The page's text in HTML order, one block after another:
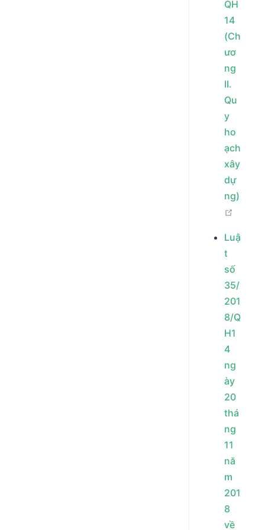
QH
14
(Ch
ươ
ng
II.
Qu
y
ho
ạch
xây
dự
ng)
Luậ
t
số
35/
201
8/Q
H1
4
ng
ày
20
thá
ng
11
nă
m
201
8
về